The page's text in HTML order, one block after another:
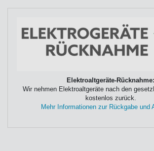
Elektroaltgeräte-Rücknahme:
Wir nehmen Elektroaltgeräte nach den
kostenlos zurück.
Mehr Informationen zur Rückgabe und